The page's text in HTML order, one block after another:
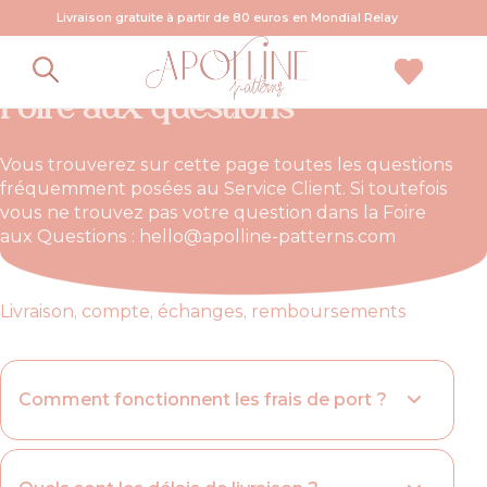
Livraison gratuite à partir de 80 euros en Mondial Relay
Foire aux questions
Vous trouverez sur cette page toutes les questions
fréquemment posées au Service Client. Si toutefois
vous ne trouvez pas votre question dans la Foire
aux Questions : hello@apolline-patterns.com
Livraison, compte, échanges, remboursements
Comment fonctionnent les frais de port ?